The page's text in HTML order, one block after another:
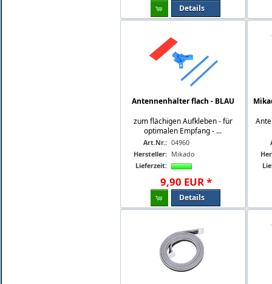
Details
Antennenhalter flach - BLAU
zum flächigen Aufkleben - für
optimalen Empfang - ...
Art.Nr.: 04960
Hersteller: Mikado
Lieferzeit:
9,90 EUR*
Details